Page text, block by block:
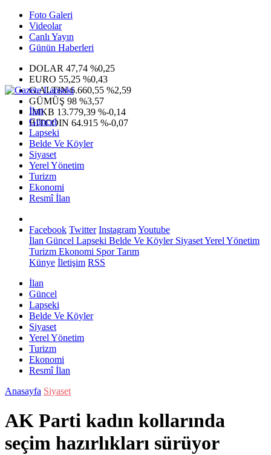
Foto Galeri
Videolar
Canlı Yayın
Günün Haberleri
DOLAR 47,74 %0,25
EURO 55,25 %0,43
G.ALTIN6.660,55 %2,59
GÜMÜŞ 98 %3,57
IMKB 13.779,39 %-0,14
BITCOIN 64.915 %-0,07
İlan
Güncel
Lapseki
Belde Ve Köyler
Siyaset
Yerel Yönetim
Turizm
Ekonomi
Resmî İlan
Facebook Twitter InstagramYoutube
İlan Güncel Lapseki Belde Ve KöylerSiyasetYerel Yönetim
Turizm Ekonomi SporTarım
Künye İletişim RSS
İlan
Güncel
Lapseki
Belde Ve Köyler
Siyaset
Yerel Yönetim
Turizm
Ekonomi
Resmî İlan
Anasayfa Siyaset
AK Parti kadın kollarında
seçim hazırlıkları sürüyor